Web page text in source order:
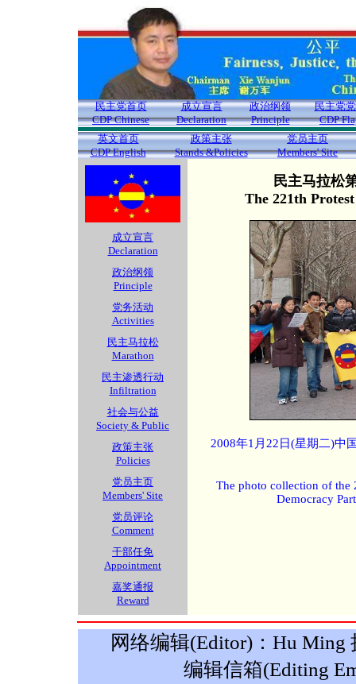
民主党首页
CDP Chinese
成立宣言
Declaration
政治纲领
Principle
民主党
CDP
英文首页
CDP English
政策主张
Stands &Policies
党员主页
Members' Site
成立宣言
Declaration
政治纲领
Principle
党务活动
Activities
民主马拉松
Marathon
民主渗透行动
Infiltration
社会与公益
Society & Public
政策主张
Policies
党员主页
Members' Site
党员评论
Comment
干部任免
Appointment
嘉奖通报
Reward
民主马拉松
The 221th
2008年1月22日(星期二)中
The photo collection of the
Democracy
网络编辑(Editor)：Hu Ming
编辑信箱(Editing